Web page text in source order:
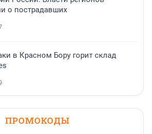
о пострадавших
в Красном Бору горит склад
ПРОМОКОДЫ